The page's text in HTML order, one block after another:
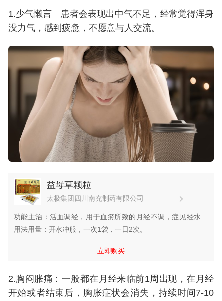
1.少气懒言：患者会表现出中气不足，经常觉得浑身
没力气，感到疲惫，不愿意与人交流。
益母草颗粒
太极集团四川南充制药有限公司
功能主治：活血调经，用于血瘀所致的月经不调，症见经水量
少。
用法用量：开水冲服，一次1袋，一日2次。
立即购买
2.胸闷胀痛：一般都在月经来临前1周出现，在月经
开始或者结束后，胸胀症状会消失，持续时间7-10